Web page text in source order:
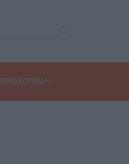
ΠΕΡΙΣΣΌΤΕΡΑ